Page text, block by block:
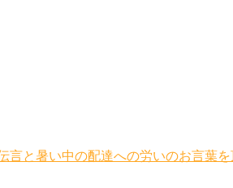
と暑い中の配達への労いのお言葉